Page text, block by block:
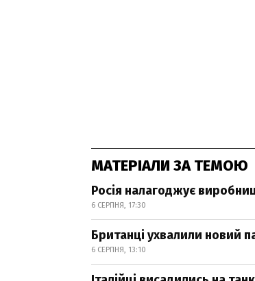
МАТЕРІАЛИ ЗА ТЕМОЮ
Росія налагоджує
6 СЕРПНЯ, 17:30
Британці ухвалили новий
6 СЕРПНЯ, 13:10